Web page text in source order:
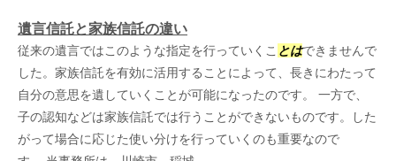
遺言信託と家族信託の違い
従来の遺言ではこのような指定を行っていくこ とはできませんで
した。家族信託を有効に活用することによって、長きにわたって
自分の意思を遺していくことが可能になったのです。 一方で、
子の認知などは家族信託では行うことができないものです。した
がって場合に応じた使い分けを行っていくのも重要なので